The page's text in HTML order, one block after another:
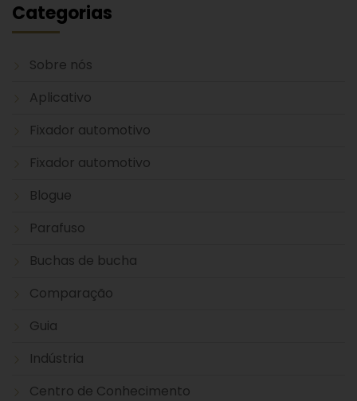
Categorias
Sobre nós
Aplicativo
Fixador automotivo
Fixador automotivo
Blogue
Parafuso
Buchas de bucha
Comparação
Guia
Indústria
Centro de Conhecimento